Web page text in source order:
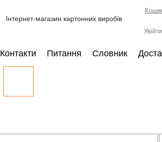
Інтернет-магазин картонних виробів
Контакти Питання Словник
Увійти